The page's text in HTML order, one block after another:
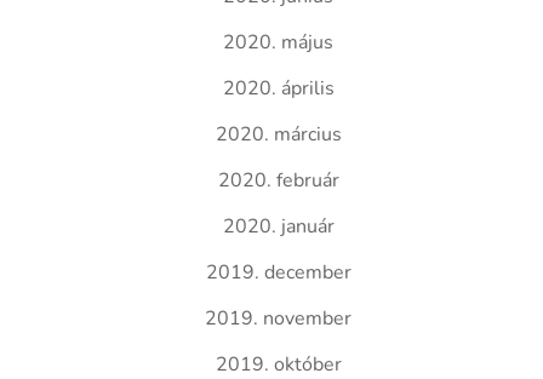
2020. május
2020. április
2020. március
2020. február
2020. január
2019. december
2019. november
2019. október